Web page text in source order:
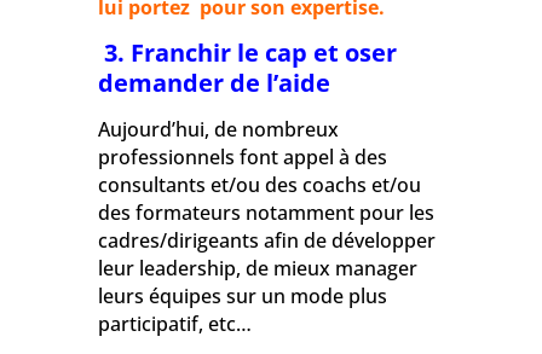
lui portez pour son expertise.
3. Franchir le cap et oser
demander de l’aide
Aujourd’hui, de nombreux
professionnels font appel à des
consultants et/ou des coachs et/ou
des formateurs notamment pour les
cadres/dirigeants afin de développer
leur leadership, de mieux manager
leurs équipes sur un mode plus
participatif, etc…